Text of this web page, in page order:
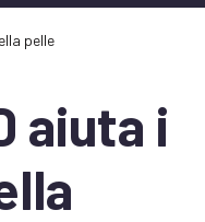
pelle
aiuta i